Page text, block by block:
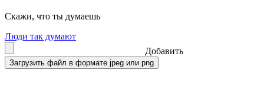
Скажи, что ты думаешь
Люди так думают
Добавить